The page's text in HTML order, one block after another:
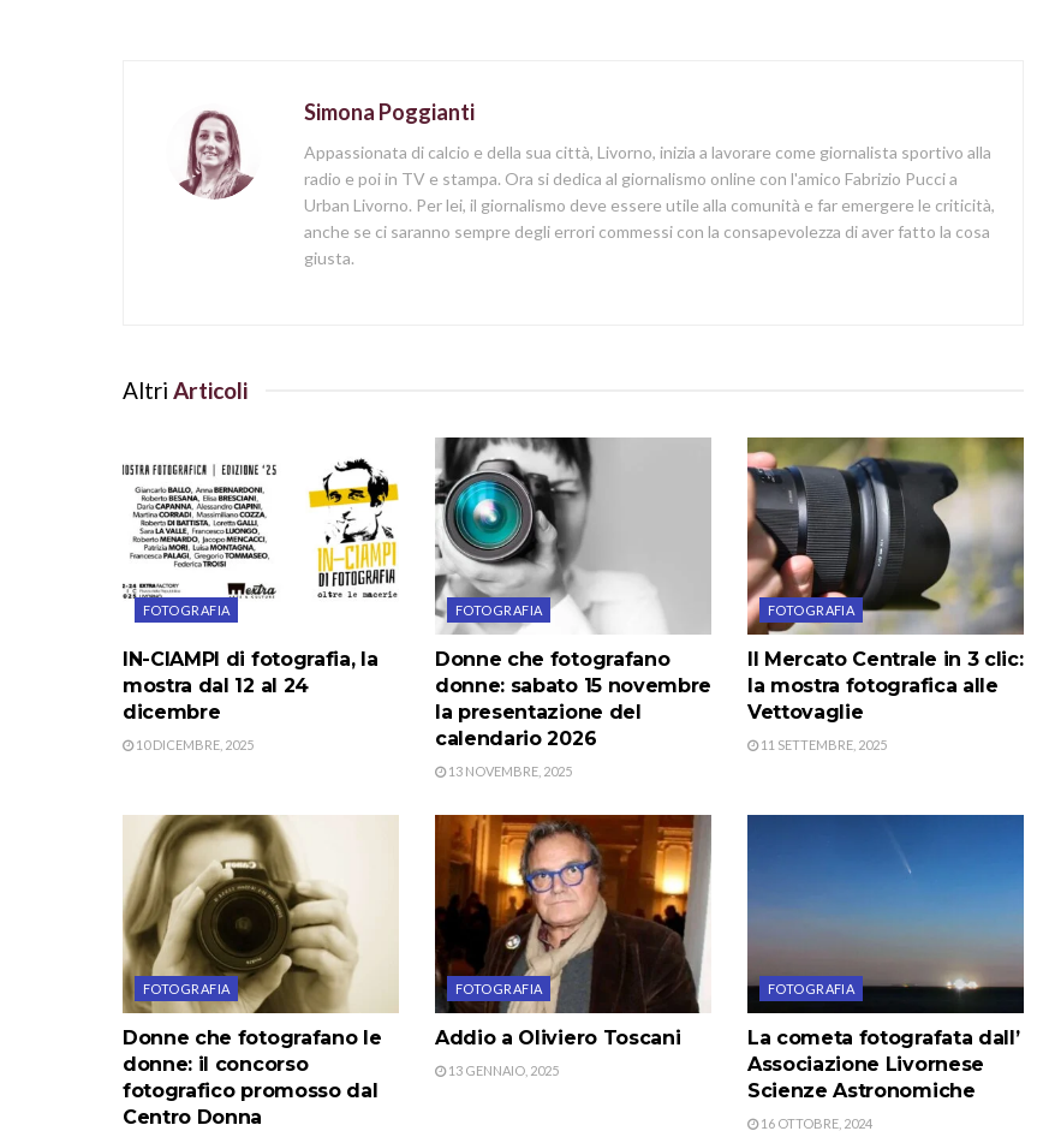
Simona Poggianti
Appassionata di calcio e della sua città, Livorno, inizia a lavorare come giornalista sportivo alla
radio e poi in TV e stampa. Ora si dedica al giornalismo online con l'amico Fabrizio Pucci a
Urban Livorno. Per lei, il giornalismo deve essere utile alla comunità e far emergere le criticità,
anche se ci saranno sempre degli errori commessi con la consapevolezza di aver fatto la cosa
giusta.
Altri Articoli
FOTOGRAFIA
IN-CIAMPI di fotografia, la
mostra dal 12 al 24
dicembre
10 DICEMBRE, 2025
FOTOGRAFIA
Donne che fotografano
donne: sabato 15 novembre
la presentazione del
calendario 2026
13 NOVEMBRE, 2025
FOTOGRAFIA
Il Mercato Centrale in 3 clic:
la mostra fotografica alle
Vettovaglie
11 SETTEMBRE, 2025
FOTOGRAFIA
Donne che fotografano le
donne: il concorso
fotografico promosso dal
Centro Donna
FOTOGRAFIA
Addio a Oliviero Toscani
13 GENNAIO, 2025
FOTOGRAFIA
La cometa fotografata dall’
Associazione Livornese
Scienze Astronomiche
16 OTTOBRE, 2024